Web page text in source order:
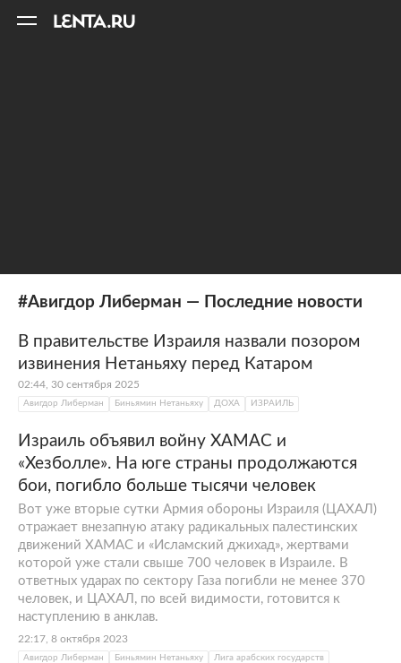
#Авигдор Либерман — Последние новости
В правительстве Израиля назвали позором
извинения Нетаньяху перед Катаром
02:44, 30 сентября 2025
Авигдор Либерман Биньямин Нетаньяху ДОХА ИЗРАИЛЬ
Израиль объявил войну ХАМАС и
«Хезболле». На юге страны продолжаются
бои, погибло больше тысячи человек
Вот уже вторые сутки Армия обороны Израиля (ЦАХАЛ)
отражает внезапную атаку радикальных палестинских
движений ХАМАС и «Исламский джихад», жертвами
которой уже стали свыше 700 человек в Израиле. В
ответных ударах по сектору Газа погибли не менее 370
человек, и ЦАХАЛ, по всей видимости, готовится к
наступлению в анклав.
22:17, 8 октября 2023
Авигдор Либерман Биньямин Нетаньяху
Лига арабских государств